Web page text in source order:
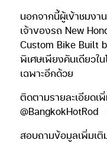
นอกจากนี้ผู้เข้าชมง
เจ้าของรถ New
Custom Bike Built
พิเศษเพียงคันเดียวใ
เฉพาะอีกด้วย
ติดตามรายละเอียด
@BangkokHotRod
สอบถามข้อมูลเพิ่มเ